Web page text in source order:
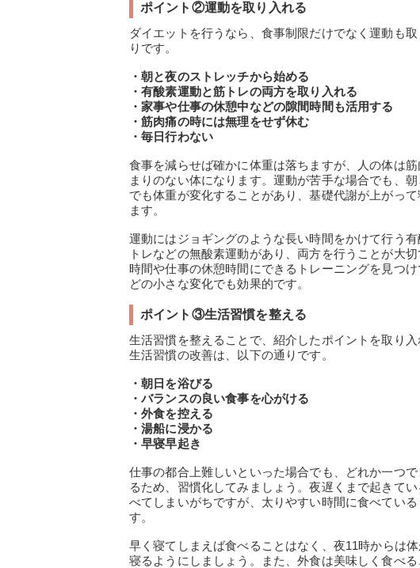
ポイント②運動を取り入れる
ダイエットを行うなら、食事制限だけでなく運動も
りです。
・朝と夜のストレッチから始める
・有酸素運動と筋トレの両方を取り入れる
・家事や仕事の休憩中などの隙間時間も活用する
・筋肉痛の時には無理をせず休む
・毎日行わない
食事を減らせば確かに体重は落ちますが、人の体は
まりのない体になります。運動が苦手な場合でも、
でも体重が変化することがあり、基礎代謝が上がっ
ます。
運動にはジョギングのような長い時間をかけて行う
トレなどの無酸素運動があり、両方を行うことが大
時間や仕事の休憩時間にできるトレーニングを見つ
どの小さな変化でも効果的です。
ポイント③生活習慣を整える
生活習慣を整えることで、紹介したポイントを取り
生活習慣の改善は、以下の通りです。
・朝日を浴びる
・バランスの良い食事を心がける
・外食を控える
・湯船に浸かる
・早寝早起き
仕事の都合上難しいといった場合でも、どれか一つ
るため、習慣化してみましょう。夜遅くまで起きて
べてしまいがちですが、太りやすい時間に食べてい
す。
早く寝てしまえば食べることはなく、夜11時からは
寝るようにしましょう。また、外食は美味しく食べ